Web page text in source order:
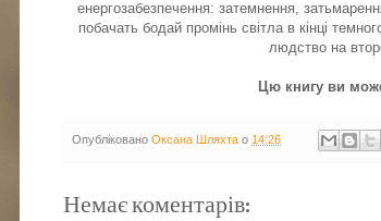
енергозабезпечення: затемнення,
побачать бодай промінь світла в кінці
людство на
Цю книгу ви
Опубліковано Оксана Шляхта о 14:26
Немає коментарів: